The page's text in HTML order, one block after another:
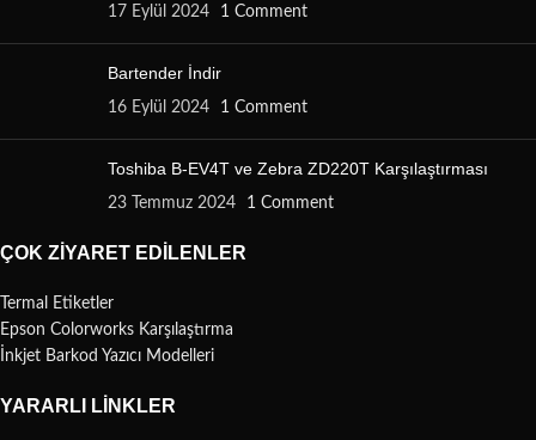
17 Eylül 2024 1 Comment
Bartender İndir
16 Eylül 2024 1 Comment
Toshiba B-EV4T ve Zebra ZD220T Karşılaştırması
23 Temmuz 2024 1 Comment
ÇOK ZIYARET EDILENLER
Termal Etiketler
Epson Colorworks Karşılaştırma
İnkjet Barkod Yazıcı Modelleri
YARARLI LINKLER